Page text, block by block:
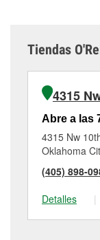
Tiendas
4315
Abre a las
4315 Nw
Oklahoma
(405) 898-
Detalles
|